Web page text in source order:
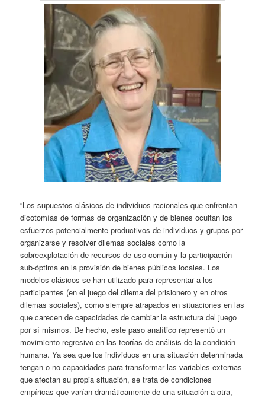
“Los supuestos clásicos de individuos racionales que enfrentan
dicotomías de formas de organización y de bienes ocultan los
esfuerzos potencialmente productivos de individuos y grupos por
organizarse y resolver dilemas sociales como la
sobreexplotación de recursos de uso común y la participación
sub-óptima en la provisión de bienes públicos locales. Los
modelos clásicos se han utilizado para representar a los
participantes (en el juego del dilema del prisionero y en otros
dilemas sociales), como siempre atrapados en situaciones en las
que carecen de capacidades de cambiar la estructura del juego
por sí mismos. De hecho, este paso analítico representó un
movimiento regresivo en las teorías de análisis de la condición
humana. Ya sea que los individuos en una situación determinada
tengan o no capacidades para transformar las variables externas
que afectan su propia situación, se trata de condiciones
empíricas que varían dramáticamente de una situación a otra,